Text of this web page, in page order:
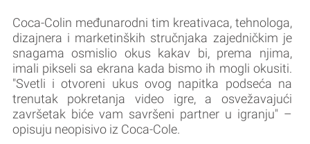
Coca-Colin međunarodni tim kreativaca, tehnologa,
dizajnera i marketinških stručnjaka zajedničkim je
snagama osmislio okus kakav bi, prema njima,
imali pikseli sa ekrana kada bismo ih mogli okusiti.
"Svetli i otvoreni ukus ovog napitka podseća na
trenutak pokretanja video igre, a osvežavajući
završetak biće vam savršeni partner u igranju" –
opisuju neopisivo iz Coca-Cole.